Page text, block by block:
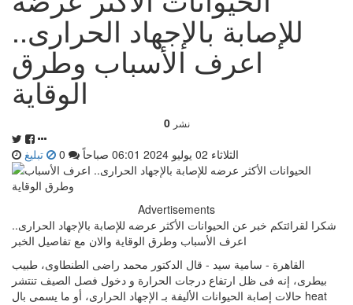
للإصابة بالإجهاد الحرارى..
اعرف الأسباب وطرق
الوقاية
0 نشر
الثلاثاء 02 يوليو 2024 06:01 صباحاً تبليغ
Advertisements
شكرا لقرائتكم خبر عن الحيوانات الأكثر عرضه للإصابة بالإجهاد الحرارى..
اعرف الأسباب وطرق الوقاية والان مع تفاصيل الخبر
القاهرة - سامية سيد - قال الدكتور محمد راضى الطنطاوى، طبيب
بيطرى، إنه فى ظل ارتفاع درجات الحرارة و دخول فصل الصيف تنتشر
حالات إصابة الحيوانات الأليفة بـ الإجهاد الحرارى، أو ما يسمى بال heat